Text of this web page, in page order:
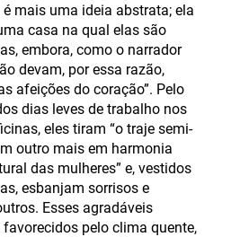
mais uma ideia abstrata; ela
casa na qual elas são
embora, como o narrador
devam, por essa razão,
afeições do coração”. Pelo
dias leves de trabalho nos
eles tiram “o traje semi-
outro mais em harmonia
das mulheres” e, vestidos
esbanjam sorrisos e
Esses agradáveis
pelo clima quente,